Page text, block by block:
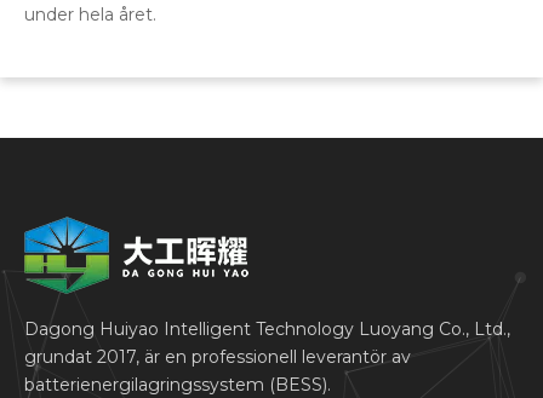
under hela året.
Dagong Huiyao Intelligent Technology Luoyang Co., Ltd.,
grundat 2017, är en professionell leverantör av
batterienergilagringssystem (BESS).